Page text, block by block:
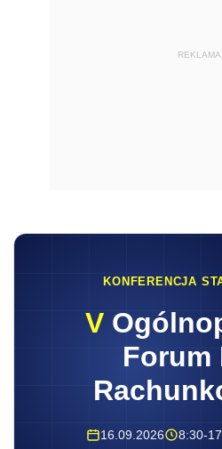
REKLAMA
KONFERENCJA
V
Forum
16.09.2026 8:30-